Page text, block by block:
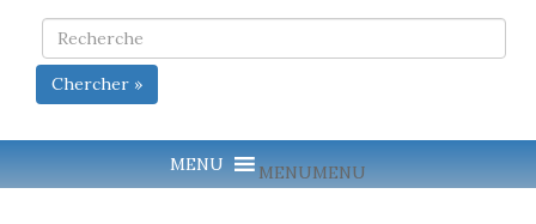
Chercher »
MENUMENU